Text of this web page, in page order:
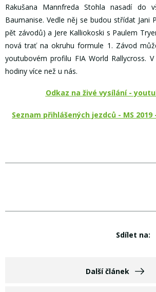
Rakušana Mannfreda Stohla nasadí do
Baumanise. Vedle něj se budou střídat Jani
pět závodů) a Jere Kalliokoski s Paulem
nová trať na okruhu formule 1. Závod
youtubovém profilu FIA World Rallycross.
hodiny více než u nás.
Odkaz na živé vysílání -
Seznam přihlášených jezdců - MS 2019
Sdílet na:
Další článek